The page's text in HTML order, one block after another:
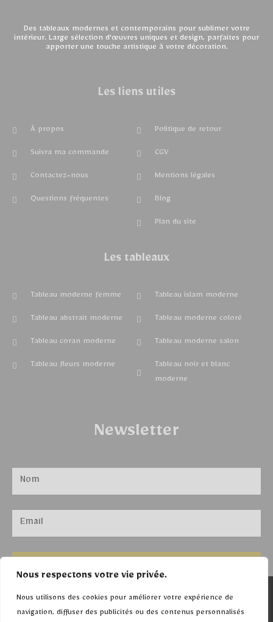
Nous respectons votre vie privée.
Nous utilisons des cookies pour améliorer votre expérience de
navigation, diffuser des publicités ou des contenus personnalisés
Des tableaux modernes et contemporains pour sublimer votre
intérieur. Large sélection d'œuvres uniques et design, parfaites pour
apporter une touche artistique à votre décoration.
Les liens utiles
À propos
Suivra ma commande
Contactez-nous
Questions fréquentes
Politique de retour
CGV
Mentions légales
Blog
Plan du site
Les tableaux
Tableau moderne femme
Tableau abstrait moderne
Tableau coran moderne
Tableau fleurs moderne
Tableau islam moderne
Tableau moderne coloré
Tableau moderne salon
Tableau noir et blanc
moderne
Newsletter
©Tableaux moderne